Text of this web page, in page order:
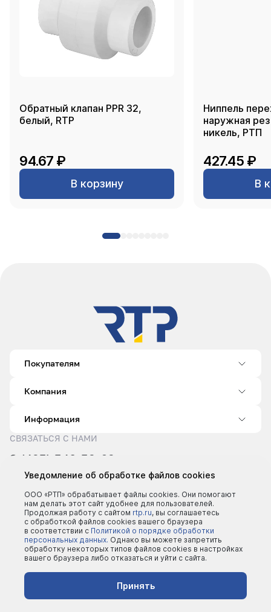
Обратный клапан PPR 32,
белый, RTP
94.67 ₽
В корзину
Ниппель
наружная
никель, РТП
427.45 ₽
В
Покупателям
Компания
Информация
СВЯЗАТЬСЯ С НАМИ
8 (495) 540-52-62
sale@rtp.ru
Пн–Пт: 9:00–18:00
©2000 - 2026 | Все права защищены
Политика конфеденциальности
Уведомление об обработке файлов cookies
ООО «РТП» обрабатывает файлы cookies. Они помогают
нам делать этот сайт удобнее для пользователей.
Продолжая работу с сайтом rtp.ru, вы соглашаетесь
с обработкой файлов cookies вашего браузера
в соответствии с Политикой о порядке обработки
персональных данных. Однако вы можете запретить
обработку некоторых типов файлов cookies в настройках
вашего браузера либо отказаться и уйти с сайта.
Принять